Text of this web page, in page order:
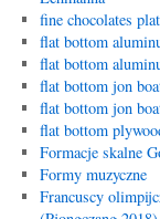
fine chocolates
flat bottom
flat bottom
flat bottom jon
flat bottom jon
flat bottom
Formacje skalne
Formy muzyczne
Francuscy